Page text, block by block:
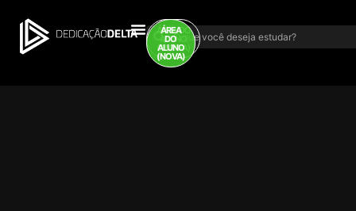
ÁREA DO
ALUNO
(ANTIGA)
ÁREA
DO
ALUNO
(NOVA)